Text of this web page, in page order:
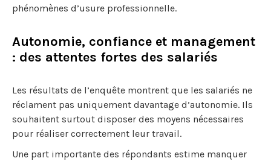
phénomènes d’usure professionnelle.
Autonomie, confiance et management
: des attentes fortes des salariés
Les résultats de l’enquête montrent que les salariés ne
réclament pas uniquement davantage d’autonomie. Ils
souhaitent surtout disposer des moyens nécessaires
pour réaliser correctement leur travail.
Une part importante des répondants estime manquer